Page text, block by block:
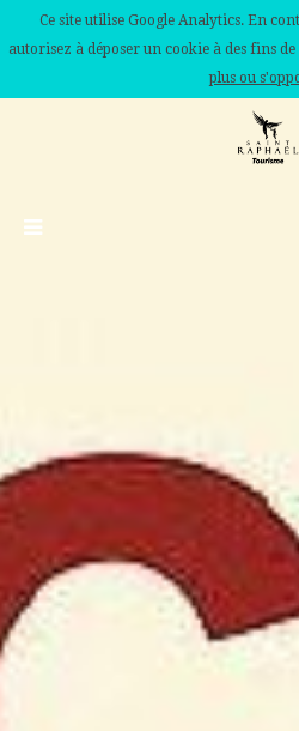
Ce site utilise Google Analytics. En
autorisez à déposer un cookie à des fins
plus ou